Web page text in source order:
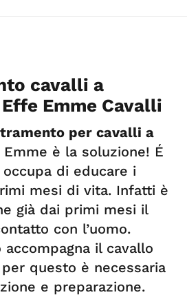
cavalli a
Emme Cavalli
per cavalli a
è la soluzione! É
di educare i
mesi di vita. Infatti è
già dai primi mesi il
con l’uomo.
accompagna il cavallo
questo è necessaria
e preparazione.